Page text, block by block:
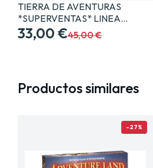
TIERRA DE AVENTURAS
*SUPERVENTAS* LINEA…
33,00 €45,00 €
Productos similares
-27%